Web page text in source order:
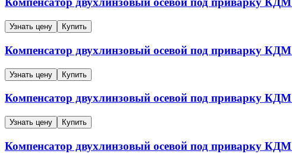
Узнать цену Купить
Компенсатор двухлинзовый осевой под приварку КДМ
Узнать цену Купить
Компенсатор двухлинзовый осевой под приварку КДМ
Узнать цену Купить
Компенсатор двухлинзовый осевой под приварку КДМ